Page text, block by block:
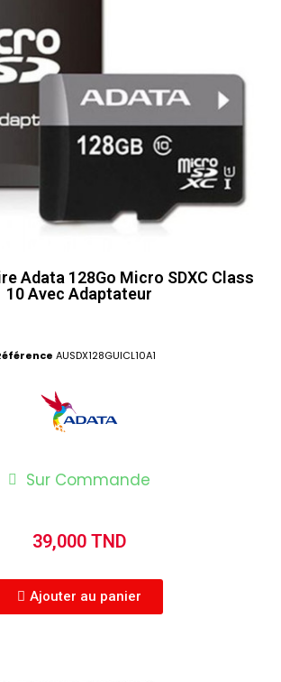
Adata 128Go Micro SDXC Class
10 Avec Adaptateur
AUSDX128GUICL10A1
Sur Commande
39,000 TND
Ajouter au panier